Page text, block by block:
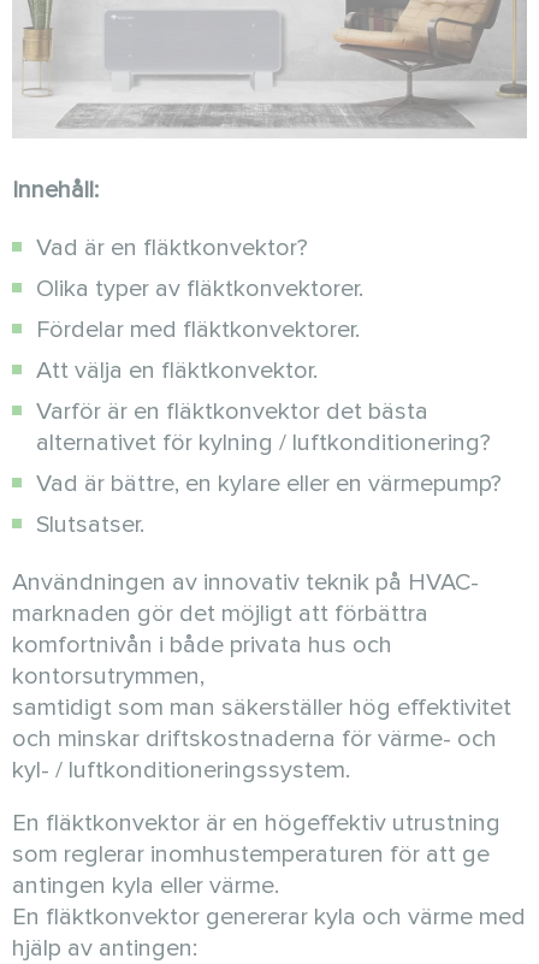
Innehåll:
Vad är en fläktkonvektor?
Olika typer av fläktkonvektorer.
Fördelar med fläktkonvektorer.
Att välja en fläktkonvektor.
Varför är en fläktkonvektor det bästa
alternativet för kylning / luftkonditionering?
Vad är bättre, en kylare eller en värmepump?
Slutsatser.
Användningen av innovativ teknik på HVAC-
marknaden gör det möjligt att förbättra
komfortnivån i både privata hus och
kontorsutrymmen,
samtidigt som man säkerställer hög effektivitet
och minskar driftskostnaderna för värme- och
kyl- / luftkonditioneringssystem.
En fläktkonvektor är en högeffektiv utrustning
som reglerar inomhustemperaturen för att ge
antingen kyla eller värme.
En fläktkonvektor genererar kyla och värme med
hjälp av antingen: